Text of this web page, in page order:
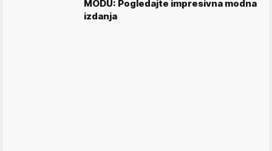
MODU: Pogledajte impresivna modna
izdanja